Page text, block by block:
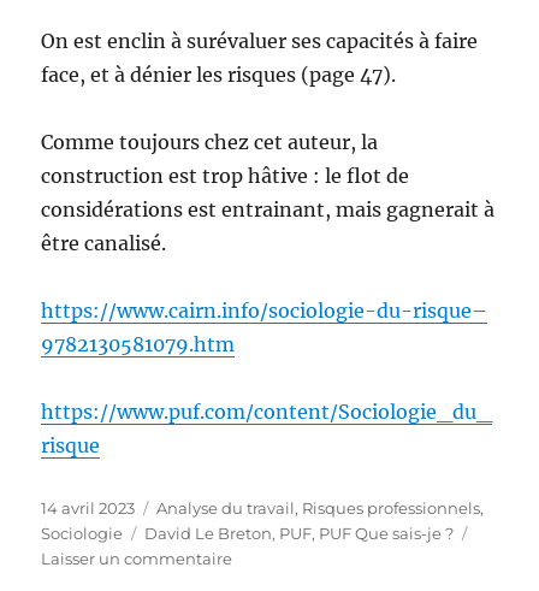
On est enclin à surévaluer ses capacités à faire
face, et à dénier les risques (page 47).
Comme toujours chez cet auteur, la
construction est trop hâtive : le flot de
considérations est entrainant, mais gagnerait à
être canalisé.
https://www.cairn.info/sociologie-du-risque–
9782130581079.htm
https://www.puf.com/content/Sociologie_du_
risque
Publié
le
14 avril 2023 Catégories
Analyse du travail, Risques professionnels,
Sociologie
Étiquettes
David Le Breton, PUF, PUF Que sais-je ?
Laisser un commentairesur